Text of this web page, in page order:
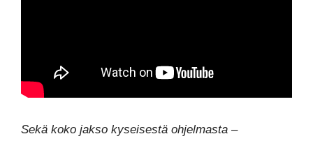
Sekä koko jakso kyseisestä ohjelmasta –